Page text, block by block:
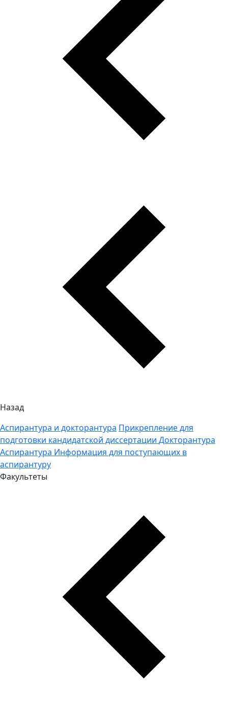
Назад
Аспирантура и докторантура Прикрепление для
подготовки кандидатской диссертации Докторантура
Аспирантура Информация для поступающих в
аспирантуру
Факультеты